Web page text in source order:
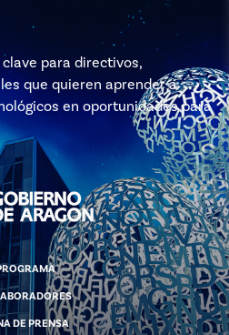
para directivos,
que quieren aprender a
en oportunidades para
DE PRENSA